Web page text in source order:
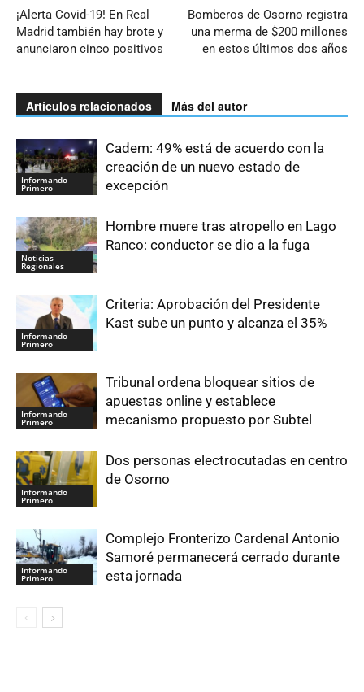
¡Alerta Covid-19! En Real
Madrid también hay brote y
anunciaron cinco positivos
Bomberos de Osorno registra
una merma de $200 millones
en estos últimos dos años
Artículos relacionados Más del autor
Informando
Primero
Cadem: 49% está de acuerdo con la
creación de un nuevo estado de
excepción
Noticias
Regionales
Hombre muere tras atropello en Lago
Ranco: conductor se dio a la fuga
Informando
Primero
Criteria: Aprobación del Presidente
Kast sube un punto y alcanza el 35%
Informando
Primero
Tribunal ordena bloquear sitios de
apuestas online y establece
mecanismo propuesto por Subtel
Informando
Primero
Dos personas electrocutadas en centro
de Osorno
Informando
Primero
Complejo Fronterizo Cardenal Antonio
Samoré permanecerá cerrado durante
esta jornada